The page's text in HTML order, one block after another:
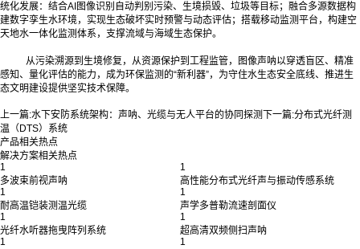
统化发展：结合AI图像识别自动判别污染、生境损毁、垃圾等目标；融合多源数据构
建数字孪生水环境，实现生态破坏实时预警与动态评估；搭载移动监测平台，构建空
天地水一体化监测体系，支撑流域与海域生态保护。
从污染溯源到生境修复，从资源保护到工程监管，图像声呐以穿透盲区、精准
感知、量化评估的能力，成为环保监测的“新利器”，为守住水生态安全底线、推进生
态文明建设提供坚实技术保障。
上一篇:水下安防系统架构：声呐、光缆与无人平台的协同探测 下一篇:分布式光纤测
温（DTS）系统
产品相关热点
解决方案相关热点
1
多波束前视声呐
1
高性能分布式光纤声与振动传感系统
1
耐高温铠装测温光缆
1
声学多普勒流速剖面仪
1
光纤水听器拖曳阵列系统
1
超高清双频侧扫声呐
1
1